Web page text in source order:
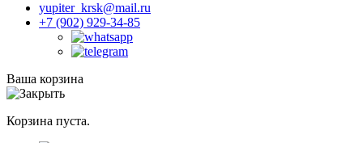
yupiter_krsk@mail.ru
+7 (902) 929-34-85
Ваша корзина
Корзина пуста.